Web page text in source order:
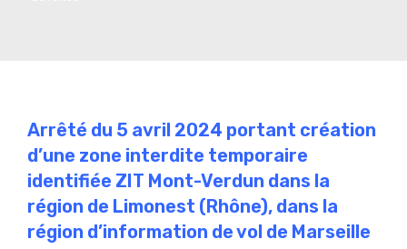
Arrêté du 5 avril 2024 portant création
d’une zone interdite temporaire
identifiée ZIT Mont-Verdun dans la
région de Limonest (Rhône), dans la
région d’information de vol de Marseille